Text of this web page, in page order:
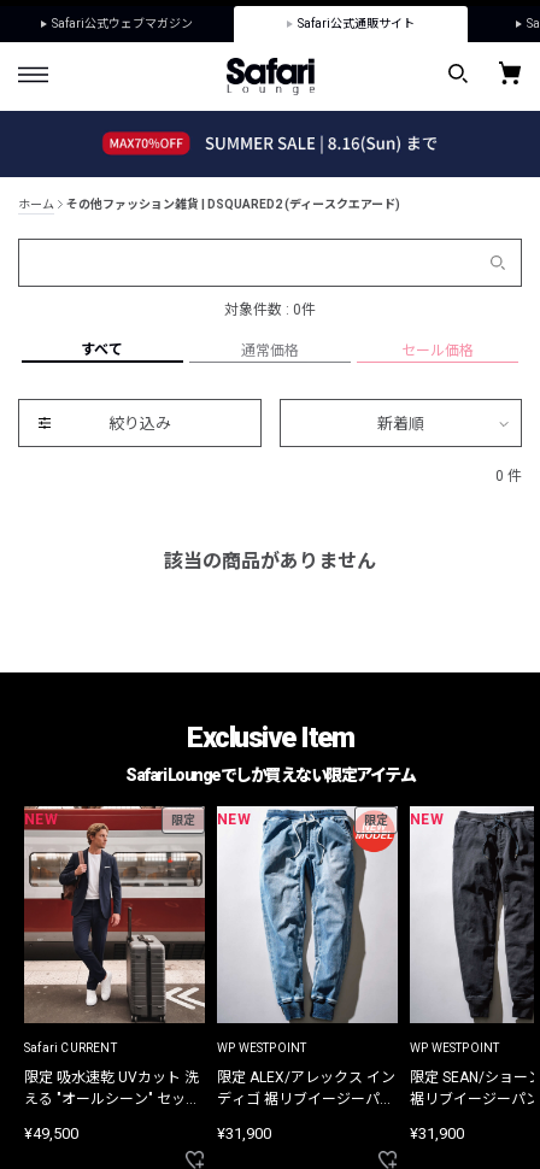
Safari公式ウェブマガジン Safari公式通販サイト
ホーム その他ファッション雑貨 | DSQUARED2 (ディースクエアード)
対象件数 : 0件
すべて 通常価格 セール価格
絞り込み 新着順
0 件
該当の商品がありません
Exclusive Item
Safari Loungeでしか買えない限定アイテム
NEW 限定
Safari CURRENT
限定 吸水速乾 UVカット 洗
える "オールシーン" セット
¥49,500
NEW 限定
WP WESTPOINT
限定 ALEX/アレックス イン
ディゴ 裾リブイージーパン
¥31,900
NEW
WP WESTPOINT
限定 SEAN/ショー
裾リブイージーパ
¥31,900